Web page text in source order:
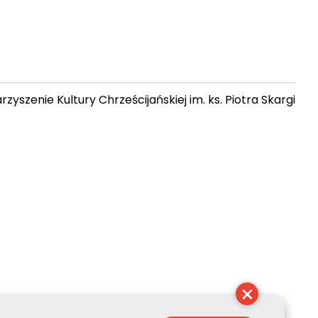
Kultury Chrześcijańskiej im. ks. Piotra Skargi
×